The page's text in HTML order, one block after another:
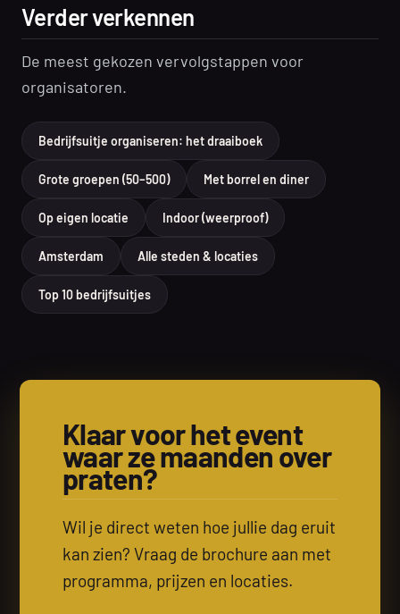
Verder verkennen
De meest gekozen vervolgstappen voor
organisatoren.
Bedrijfsuitje organiseren: het draaiboek
Grote groepen (50–500) Met borrel en diner
Op eigen locatie Indoor (weerproof)
Amsterdam Alle steden & locaties
Top 10 bedrijfsuitjes
Klaar voor het event
waar ze maanden over
praten?
Wil je direct weten hoe jullie dag eruit
kan zien? Vraag de brochure aan met
programma, prijzen en locaties.